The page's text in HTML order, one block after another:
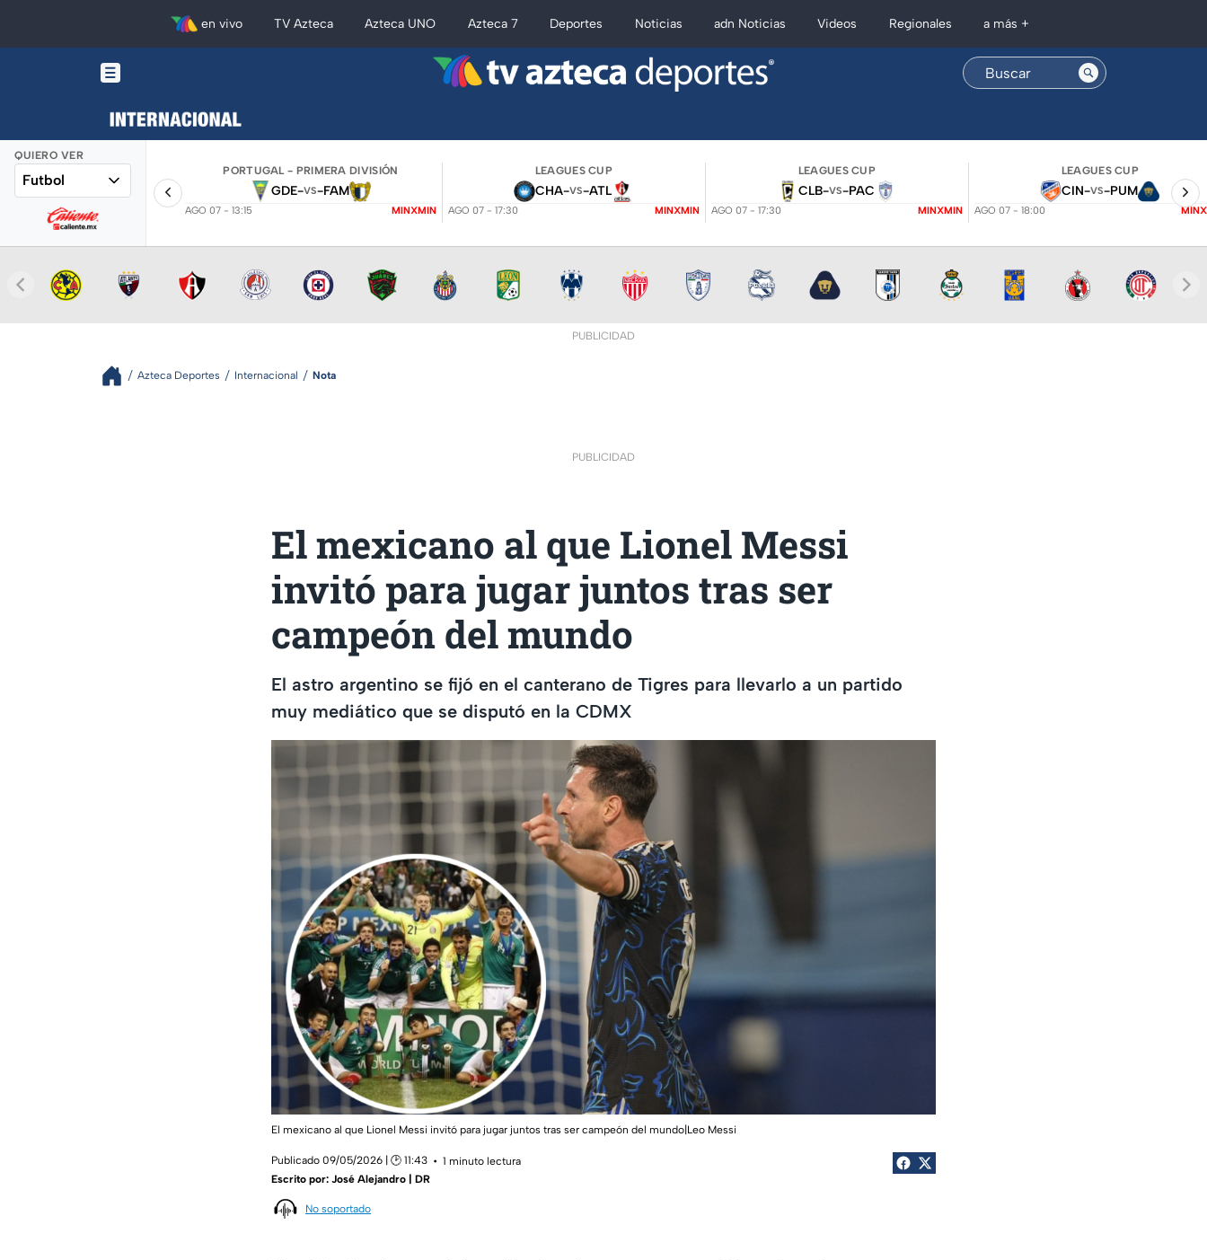
en vivo TV Azteca Azteca UNO Azteca 7 Deportes Noticias adn Noticias Videos Regionales a más +
QUIERO VER
Futbol
PORTUGAL - PRIMERA DIVISIÓN
GDE-VS-FAM
AGO 07 - 13:15 MINXMIN
LEAGUES CUP
CHA-VS-ATL
AGO 07 - 17:30 MINXMIN
LEAGUES CUP
CLB-VS-PAC
AGO 07 - 17:30 MINXMIN
LEAGUES CUP
CIN-VS-PUM
AGO 07 - 18:00
PUBLICIDAD
Azteca Deportes Internacional Nota
PUBLICIDAD
El mexicano al que Lionel Messi
invitó para jugar juntos tras ser
campeón del mundo
El astro argentino se fijó en el canterano de Tigres para llevarlo a un partido
muy mediático que se disputó en la CDMX
El mexicano al que Lionel Messi invitó para jugar juntos tras ser campeón del mundo|Leo Messi
Publicado 09/05/2026 | 🕑 11:43
1 minuto lectura
Escrito por: José Alejandro | DR
No soportado